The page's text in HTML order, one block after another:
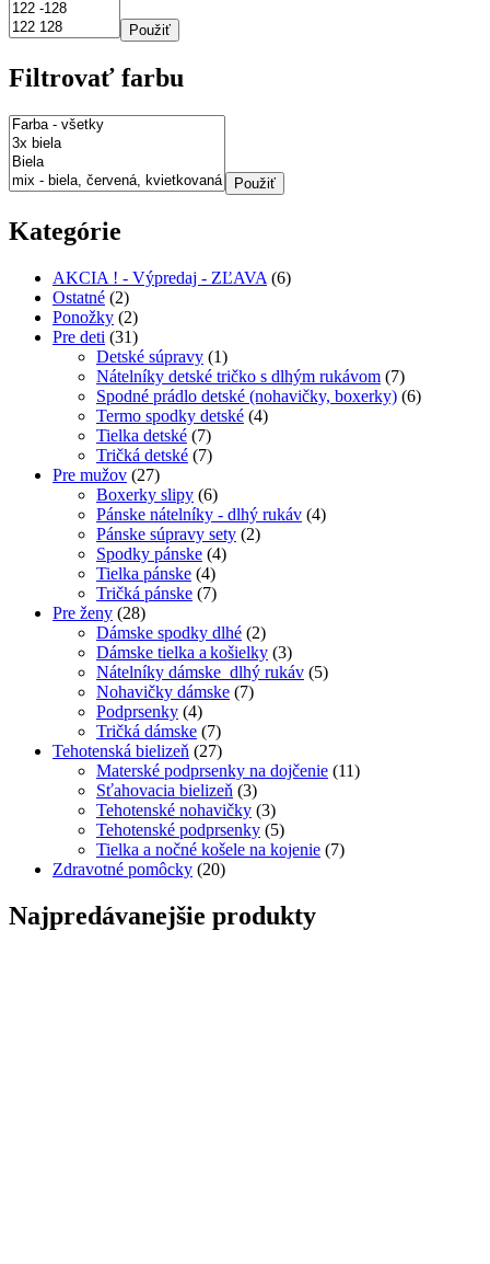
Použiť
Filtrovať farbu
Použiť
Kategórie
AKCIA ! - Výpredaj - ZĽAVA (6)
Ostatné (2)
Ponožky (2)
Pre deti (31)
Detské súpravy (1)
Nátelníky detské tričko s dlhým rukávom (7)
Spodné prádlo detské (nohavičky, boxerky) (6)
Termo spodky detské (4)
Tielka detské (7)
Tričká detské (7)
Pre mužov (27)
Boxerky slipy (6)
Pánske nátelníky - dlhý rukáv (4)
Pánske súpravy sety (2)
Spodky pánske (4)
Tielka pánske (4)
Tričká pánske (7)
Pre ženy (28)
Dámske spodky dlhé (2)
Dámske tielka a košielky (3)
Nátelníky dámske dlhý rukáv (5)
Nohavičky dámske (7)
Podprsenky (4)
Tričká dámske (7)
Tehotenská bielizeň (27)
Materské podprsenky na dojčenie (11)
Sťahovacia bielizeň (3)
Tehotenské nohavičky (3)
Tehotenské podprsenky (5)
Tielka a nočné košele na kojenie (7)
Zdravotné pomôcky (20)
Najpredávanejšie produkty